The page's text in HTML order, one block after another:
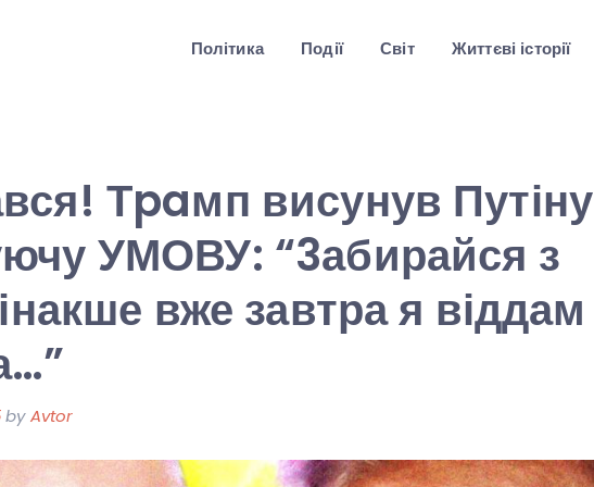
Політика Події Світ Життєві історії
Тpaмп висунув Путіну
УМОВУ: “3абирайся з
вже завтра я віддам
byAvtor